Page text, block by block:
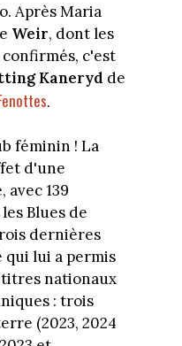
Après Maria
Weir, dont les
c'est
Kaneryd de
.
féminin ! La
d'une
139
Blues de
dernières
qui lui a permis
nationaux
: trois
(2023, 2024